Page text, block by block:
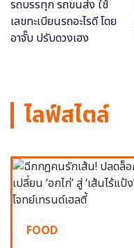
ไลฟ์สไตล์
FOOD